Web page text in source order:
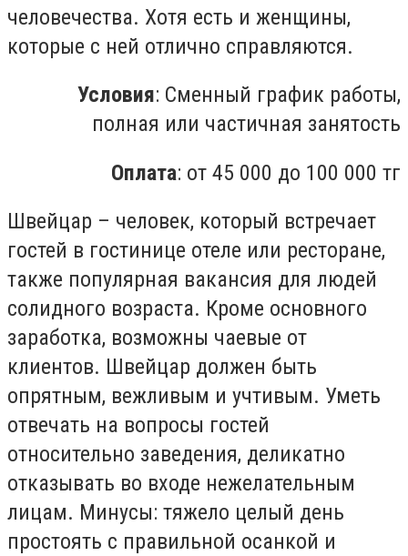
человечества. Хотя есть и женщины,
которые с ней отлично справляются.
Условия: Сменный график работы,
полная или частичная занятость
Оплата: от 45 000 до 100 000 тг
Швейцар – человек, который встречает
гостей в гостинице отеле или ресторане,
также популярная вакансия для людей
солидного возраста. Кроме основного
заработка, возможны чаевые от
клиентов. Швейцар должен быть
опрятным, вежливым и учтивым. Уметь
отвечать на вопросы гостей
относительно заведения, деликатно
отказывать во входе нежелательным
лицам. Минусы: тяжело целый день
простоять с правильной осанкой и